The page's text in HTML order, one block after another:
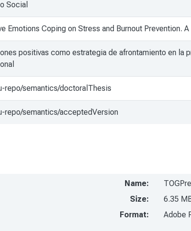
Social
Emotions Coping on Stress and Burnout Prevention.
positivas como estrategia de afrontamiento en la
repo/semantics/doctoralThesis
repo/semantics/acceptedVersion
Name:
Size:
6.35
Format:
Adobe